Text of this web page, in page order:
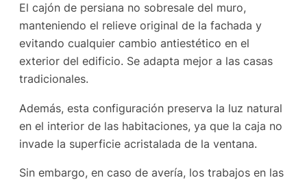
El cajón de persiana no sobresale del muro,
manteniendo el relieve original de la fachada y
evitando cualquier cambio antiestético en el
exterior del edificio. Se adapta mejor a las casas
tradicionales.
Además, esta configuración preserva la luz natural
en el interior de las habitaciones, ya que la caja no
invade la superficie acristalada de la ventana.
Sin embargo, en caso de avería, los trabajos en las